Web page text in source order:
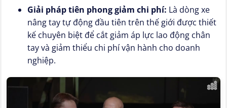
Giải pháp tiên phong giảm chi phí: Là dòng xe
nâng tay tự động đầu tiên trên thế giới được thiết
kế chuyên biệt để cắt giảm áp lực lao động chân
tay và giảm thiểu chi phí vận hành cho doanh
nghiệp.